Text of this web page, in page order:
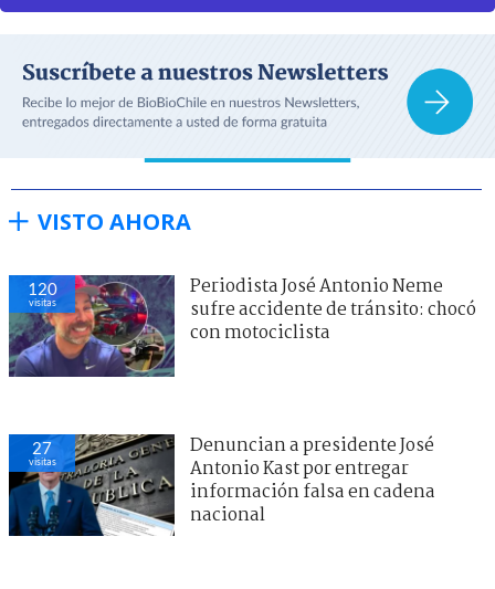
VISTO AHORA
120
visitas
Periodista José Antonio Neme
sufre accidente de tránsito: chocó
con motociclista
27
visitas
Denuncian a presidente José
Antonio Kast por entregar
información falsa en cadena
nacional